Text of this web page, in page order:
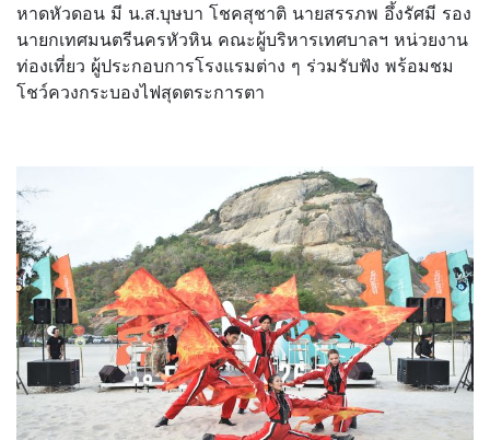
หาดหัวดอน มี น.ส.บุษบา โชคสุชาติ นายสรรภพ อึ้งรัศมี รอง
นายกเทศมนตรีนครหัวหิน คณะผู้บริหารเทศบาลฯ หน่วยงาน
ท่องเที่ยว ผู้ประกอบการโรงแรมต่าง ๆ ร่วมรับฟัง พร้อมชม
โชว์ควงกระบองไฟสุดตระการตา